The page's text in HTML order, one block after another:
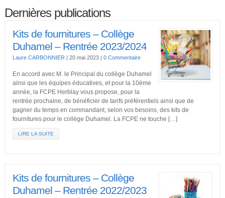
Dernières publications
Kits de fournitures – Collège
Duhamel – Rentrée 2023/2024
Laure CARBONNIER | 20 mai 2023 | 0 Commentaire
En accord avec M. le Principal du collège Duhamel
ainsi que les équipes éducatives, et pour la 10ème
année, la FCPE Herblay vous propose, pour la
rentrée prochaine, de bénéficier de tarifs préférentiels ainsi que de
gagner du temps en commandant, selon vos besoins, des kits de
fournitures pour le collège Duhamel. La FCPE ne touche […]
LIRE LA SUITE
Kits de fournitures – Collège
Duhamel – Rentrée 2022/2023